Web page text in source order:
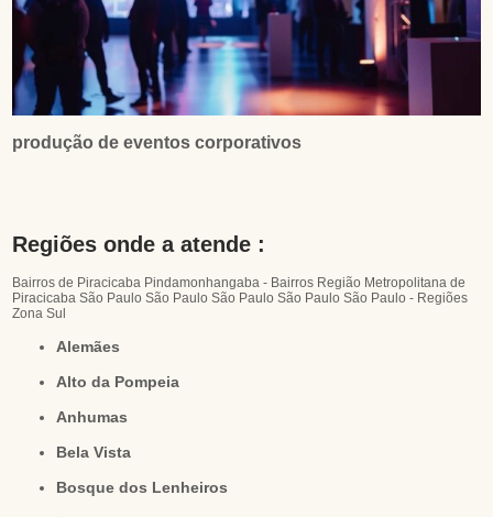
produção de eventos corporativos
Regiões onde a atende :
Bairros de Piracicaba Pindamonhangaba - Bairros Região Metropolitana de
Piracicaba São Paulo São Paulo São Paulo São PauloSão Paulo - Regiões
Zona Sul
Alemães
Alto da Pompeia
Anhumas
Bela Vista
Bosque dos Lenheiros